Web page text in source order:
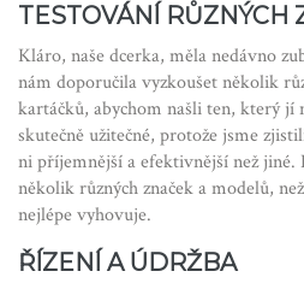
TESTOVÁNÍ RŮZNÝCH
Kláro, naše dcerka, měla nedávno
nám doporučila vyzkoušet několik
kartáčků, abychom našli ten, který jí
skutečně užitečné, protože jsme
ni příjemnější a efektivnější než jiné.
několik různých značek a modelů,
nejlépe vyhovuje.
ŘÍZENÍ A ÚDRŽBA